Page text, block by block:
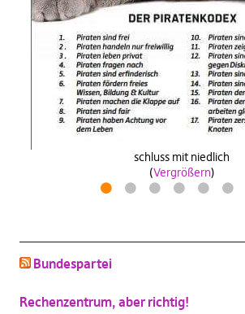
schluss mit niedlich
(Vergrößern)
Wähle
Vergrößern)
zeitpiratzuwerden
(Vergrößern)
antifanatische aktion
(Vergrößern)
Drosselkom
(Vergrößern)
Katzenbild-Piratenpartei
industrie40wasa
(Vergrößern)
1 2 3 4 5 6
Bundespartei
Rechenzentrum, aber richtig!